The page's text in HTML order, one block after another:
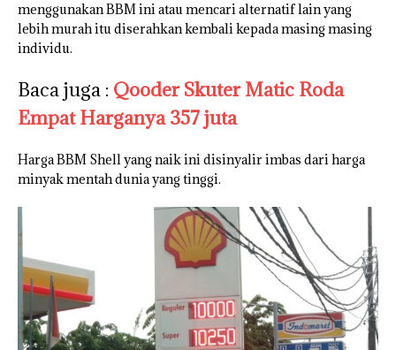
menggunakan BBM ini atau mencari alternatif lain yang
lebih murah itu diserahkan kembali kepada masing masing
individu.
Baca juga : Qooder Skuter Matic Roda
Empat Harganya 357 juta
Harga BBM Shell yang naik ini disinyalir imbas dari harga
minyak mentah dunia yang tinggi.